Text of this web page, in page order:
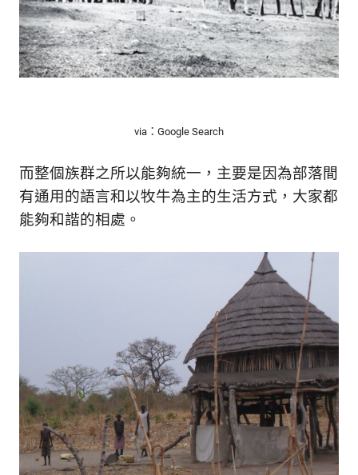
via：Google Search
而整個族群之所以能夠統一，主要是因為部落間
有通用的語言和以牧牛為主的生活方式，大家都
能夠和諧的相處。